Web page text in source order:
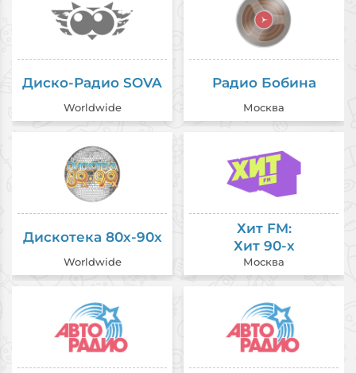
Диско-Радио SOVA
Worldwide
Радио Бобина
Москва
Дискотека 80х-90х
Worldwide
Хит FM:
Хит 90-х
Москва